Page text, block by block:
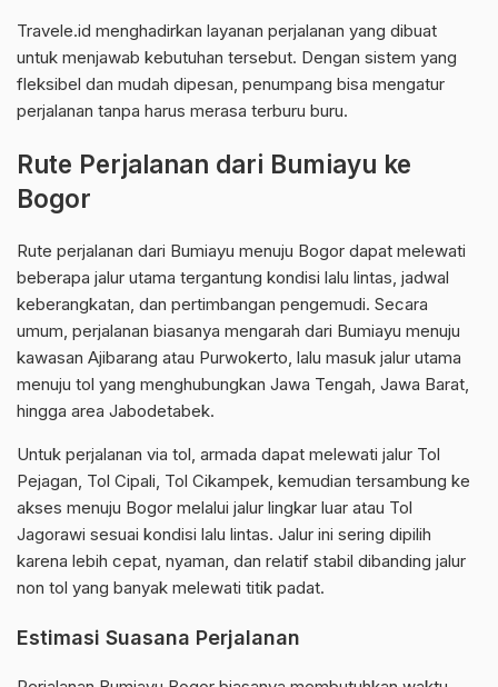
Travele.id menghadirkan layanan perjalanan yang dibuat
untuk menjawab kebutuhan tersebut. Dengan sistem yang
fleksibel dan mudah dipesan, penumpang bisa mengatur
perjalanan tanpa harus merasa terburu buru.
Rute Perjalanan dari Bumiayu ke
Bogor
Rute perjalanan dari Bumiayu menuju Bogor dapat melewati
beberapa jalur utama tergantung kondisi lalu lintas, jadwal
keberangkatan, dan pertimbangan pengemudi. Secara
umum, perjalanan biasanya mengarah dari Bumiayu menuju
kawasan Ajibarang atau Purwokerto, lalu masuk jalur utama
menuju tol yang menghubungkan Jawa Tengah, Jawa Barat,
hingga area Jabodetabek.
Untuk perjalanan via tol, armada dapat melewati jalur Tol
Pejagan, Tol Cipali, Tol Cikampek, kemudian tersambung ke
akses menuju Bogor melalui jalur lingkar luar atau Tol
Jagorawi sesuai kondisi lalu lintas. Jalur ini sering dipilih
karena lebih cepat, nyaman, dan relatif stabil dibanding jalur
non tol yang banyak melewati titik padat.
Estimasi Suasana Perjalanan